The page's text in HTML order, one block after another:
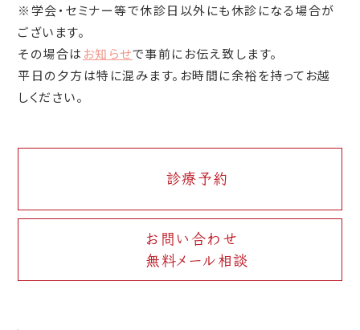
※学会・セミナー等で休診日以外にも休診になる場合が
ございます。
その場合は お知らせで事前にお伝え致します。
平日の夕方は特に混みます。お時間に余裕を持ってお越
しください。
診療予約
お問い合わせ
無料メール相談